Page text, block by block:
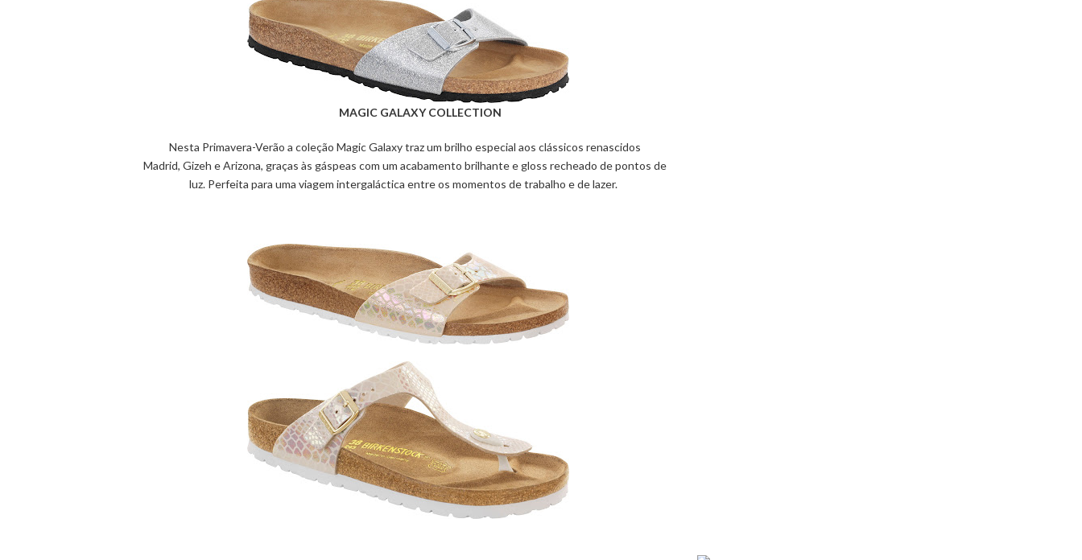
MAGIC GALAXY COLLECTION
Nesta Primavera-Verão a coleção Magic Galaxytraz um brilho especial aos clássicos renascidos
Madrid, Gizeh e Arizona, graças às gáspeas com um acabamento brilhante e gloss recheado de pontos de
luz. Perfeita para uma viagem intergaláctica entre os momentos de trabalho e de lazer.